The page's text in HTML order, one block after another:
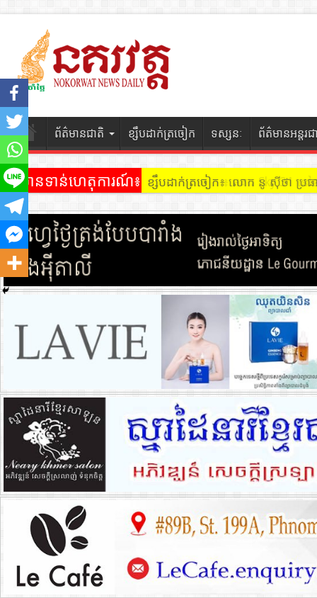
ព័ត៌មានជាតិ ខ្សឹបដាក់ត្រចៀក ទស្សនៈ ព័ត៌មានអន្តរជ
ព័ត៌មានទាន់ហេតុការណ៍៖ ខ្សឹបដាក់ត្រចៀក ៖ អគារ Sky 31